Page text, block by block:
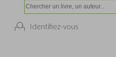
Identifiez-vous